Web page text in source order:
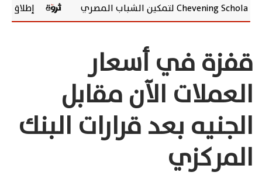
إطلاق vivo Y500 في مصر.. بطارية 8100 مللي أمبير وشاشة AMOLED 120 هرتز
قفزة في أسعار
العملات الآن مقابل
الجنيه بعد قرارات البنك
المركزي